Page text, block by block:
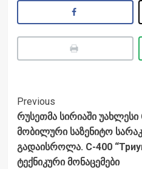
Post
Navigation
Previous
რუსეთმა სირიაში
მობილური საზენიტო
გადაისროლა. С-400
ტექნიკური მონაცემები